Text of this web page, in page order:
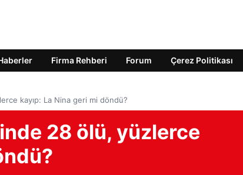
Firma Rehberi Forum Çerez Politikası
kayıp: La Nina geri mi döndü?
28 ölü, yüzlerce